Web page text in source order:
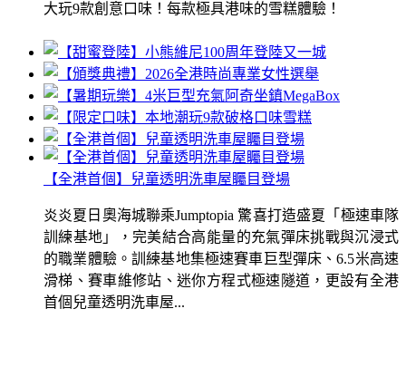
大玩9款創意口味！每款極具港味的雪糕體驗！
【全港首個】兒童透明洗車屋矚目登場
炎炎夏日奧海城聯乘Jumptopia 驚喜打造盛夏「極速車隊
訓練基地」，完美結合高能量的充氣彈床挑戰與沉浸式
的職業體驗。訓練基地集極速賽車巨型彈床、6.5米高速
滑梯、賽車維修站、迷你方程式極速隧道，更設有全港
首個兒童透明洗車屋...